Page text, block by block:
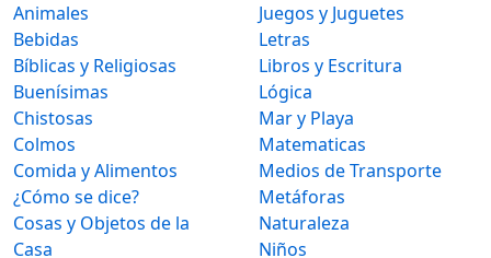
Animales
Bebidas
Bíblicas y Religiosas
Buenísimas
Chistosas
Colmos
Comida y Alimentos
¿Cómo se dice?
Cosas y Objetos de la
Casa
Juegos y Juguetes
Letras
Libros y Escritura
Lógica
Mar y Playa
Matematicas
Medios de Transporte
Metáforas
Naturaleza
Niños